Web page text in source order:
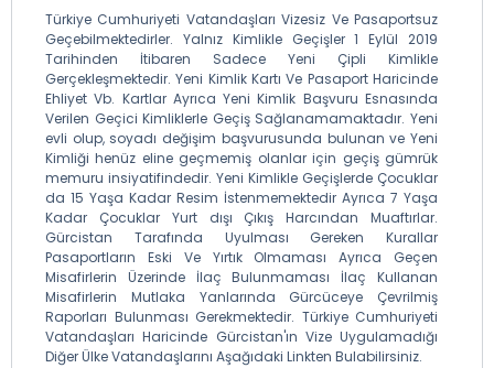
Türkiye Cumhuriyeti Vatandaşları Vizesiz Ve Pasaportsuz
Geçebilmektedirler. Yalnız Kimlikle Geçişler 1 Eylül 2019
Tarihinden İtibaren Sadece Yeni Çipli Kimlikle
Gerçekleşmektedir. Yeni Kimlik Kartı Ve Pasaport Haricinde
Ehliyet Vb. Kartlar Ayrıca Yeni Kimlik Başvuru Esnasında
Verilen Geçici Kimliklerle Geçiş Sağlanamamaktadır. Yeni
evli olup, soyadı değişim başvurusunda bulunan ve Yeni
Kimliği henüz eline geçmemiş olanlar için geçiş gümrük
memuru insiyatifindedir. Yeni Kimlikle Geçişlerde Çocuklar
da 15 Yaşa Kadar Resim İstenmemektedir Ayrıca 7 Yaşa
Kadar Çocuklar Yurt dışı Çıkış Harcından Muaftırlar.
Gürcistan Tarafında Uyulması Gereken Kurallar
Pasaportların Eski Ve Yırtık Olmaması Ayrıca Geçen
Misafirlerin Üzerinde İlaç Bulunmaması İlaç Kullanan
Misafirlerin Mutlaka Yanlarında Gürcüceye Çevrilmiş
Raporları Bulunması Gerekmektedir. Türkiye Cumhuriyeti
Vatandaşları Haricinde Gürcistan'ın Vize Uygulamadığı
Diğer Ülke Vatandaşlarını Aşağıdaki Linkten Bulabilirsiniz.